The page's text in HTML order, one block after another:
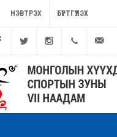
НЭВТРЭХ БҮРТГҮҮЛЭХ
FacebookTwitter Instagram11262449